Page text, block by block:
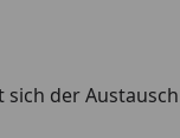
der